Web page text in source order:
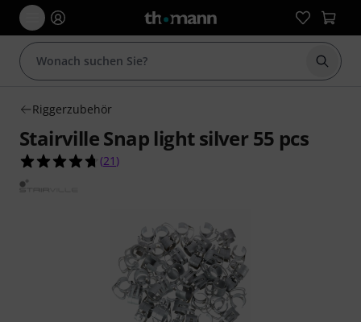
Suche
Riggerzubehör
Stairville Snap light silver 55 pcs
4.7 von 5 Sternen aus 21 Kundenbewertungen
(21 )